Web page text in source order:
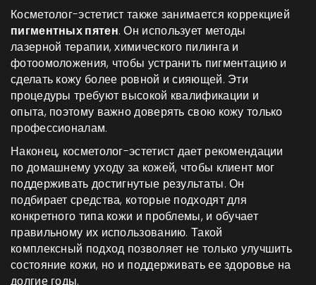
Косметолог-эстетист также занимается коррекцией
пигментных пятен. Он использует методы
лазерной терапии, химического пилинга и
фотоомоложения, чтобы устранить пигментацию и
сделать кожу более ровной и сияющей. Эти
процедуры требуют высокой квалификации и
опыта, поэтому важно доверять свою кожу только
профессионалам.
Наконец, косметолог-эстетист дает рекомендации
по домашнему уходу за кожей, чтобы клиент мог
поддерживать достигнутые результаты. Он
подбирает средства, которые подходят для
конкретного типа кожи и проблемы, и обучает
правильному их использованию. Такой
комплексный подход позволяет не только улучшить
состояние кожи, но и поддерживать ее здоровье на
долгие годы.